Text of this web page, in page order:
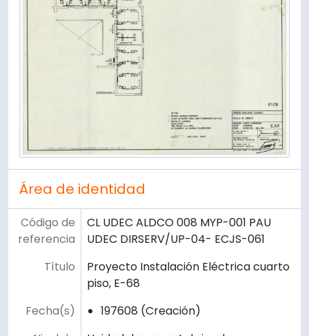
Área de identidad
Código de
referencia
CL UDEC ALDCO 008 MYP-001 PAU
UDEC DIRSERV/UP-04- ECJS-061
Título
Proyecto Instalación Eléctrica cuarto
piso, E-68
Fecha(s)
197608 (Creación)